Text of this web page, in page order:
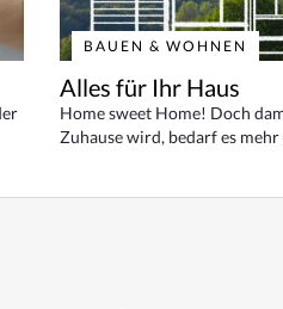
BAUEN & WOHNEN
Alles für Ihr Haus
Home sweet Home! Doch
Zuhause wird, bedarf es